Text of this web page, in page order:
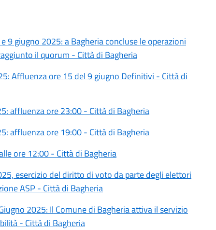
9 giugno 2025: a Bagheria concluse le operazioni
il quorum - Città di Bagheria
Affluenza ore 15 del 9 giugno Definitivi - Città di
affluenza ore 23:00 - Città di Bagheria
affluenza ore 19:00 - Città di Bagheria
ore 12:00 - Città di Bagheria
esercizio del diritto di voto da parte degli elettori
ASP - Città di Bagheria
2025: Il Comune di Bagheria attiva il servizio
- Città di Bagheria